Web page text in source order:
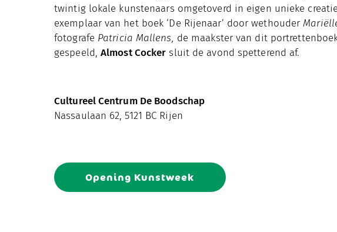
twintig lokale kunstenaars omgetoverd in eigen unieke
exemplaar van het boek ‘De Rijenaar’ door wethouder
fotografe Patricia Mallens, de maakster van dit
gespeeld, Almost Cocker sluit de avond spetterend af.
Cultureel Centrum De Boodschap
Nassaulaan 62, 5121 BC Rijen
Opening Kunstweek